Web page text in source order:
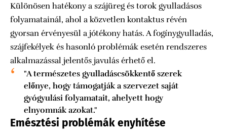
Különösen hatékony a szájüreg és torok gyulladásos
folyamatainál, ahol a közvetlen kontaktus révén
gyorsan érvényesül a jótékony hatás. A fogínygyulladás,
szájfekélyek és hasonló problémák esetén rendszeres
alkalmazással jelentős javulás érhető el.
"A természetes gyulladáscsökkentő szerek
előnye, hogy támogatják a szervezet saját
gyógyulási folyamatait, ahelyett hogy
elnyomnák azokat."
Emésztési problémák enyhítése